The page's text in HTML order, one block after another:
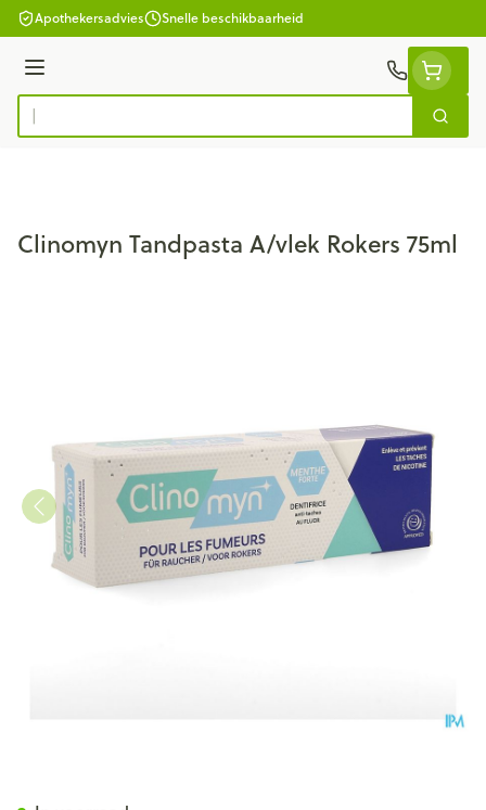
Ga naar de inhoud
Apothekersadvies Snelle beschikbaarheid
Menu
Product, merk, categorie...
Zoek
Clinomyn Tandpasta A/vlek Rokers 75ml